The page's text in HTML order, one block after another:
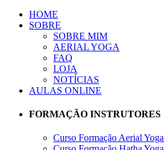
HOME
SOBRE
SOBRE MIM
AERIAL YOGA
FAQ
LOJA
NOTÍCIAS
AULAS ONLINE
FORMAÇÃO INSTRUTORES
Curso Formação Aerial Yoga